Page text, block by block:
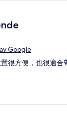
Google
很方便，也很適合